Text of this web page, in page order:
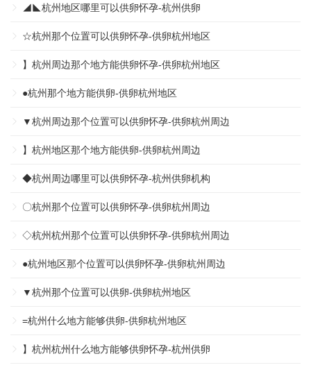
◢◣杭州地区哪里可以供卵怀孕-杭州供卵
☆杭州那个位置可以供卵怀孕-供卵杭州地区
】杭州周边那个地方能供卵怀孕-供卵杭州地区
●杭州那个地方能供卵-供卵杭州地区
▼杭州周边那个位置可以供卵怀孕-供卵杭州周边
】杭州地区那个地方能供卵-供卵杭州周边
◆杭州周边哪里可以供卵怀孕-杭州供卵机构
〇杭州那个位置可以供卵怀孕-供卵杭州周边
◇杭州杭州那个位置可以供卵怀孕-供卵杭州周边
●杭州地区那个位置可以供卵怀孕-供卵杭州周边
▼杭州那个位置可以供卵-供卵杭州地区
=杭州什么地方能够供卵-供卵杭州地区
】杭州杭州什么地方能够供卵怀孕-杭州供卵